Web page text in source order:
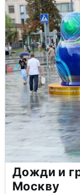
Дожди и
Москву